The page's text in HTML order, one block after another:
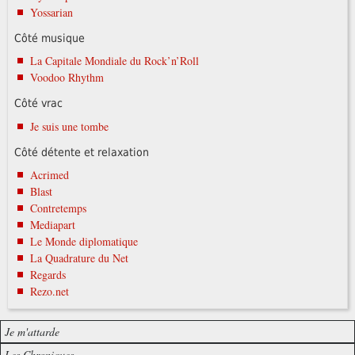
Yossarian
Côté musique
La Capitale Mondiale du Rock’n’Roll
Voodoo Rhythm
Côté vrac
Je suis une tombe
Côté détente et relaxation
Acrimed
Blast
Contretemps
Mediapart
Le Monde diplomatique
La Quadrature du Net
Regards
Rezo.net
Je m'attarde